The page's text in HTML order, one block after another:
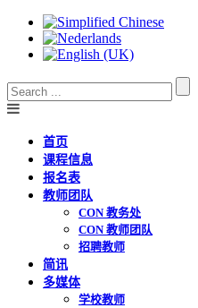
首页
课程信息
报名表
教师团队
CON 教务处
CON 教师团队
招聘教师
简讯
多媒体
学校教师